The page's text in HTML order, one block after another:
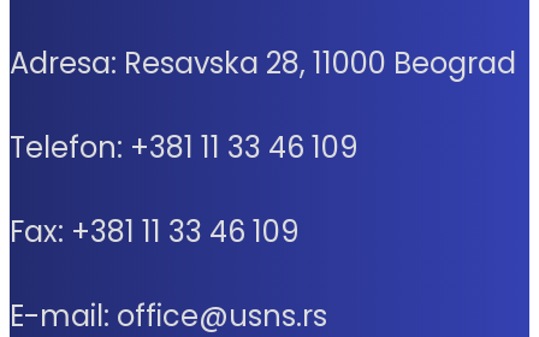
Adresa: Resavska 28, 11000 Beograd
Telefon: +381 11 33 46 109
Fax: +381 11 33 46 109
E-mail: office@usns.rs